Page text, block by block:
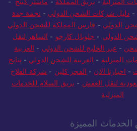
-بريق المملكة-ماستر كينج -
شركات الشحن الدولي-نجمة جدة
-فارس المملكة للشحن الدولي
-جلوبال كارجو-الساهر لنقل
عبر الخليج للشحن الدولي-العربية
-العربية للشحن الدولي-نتايج
الان-الفجر كلين-شركة الفلاح
لنقل العفش-بريق السلام للخدمات
المنزلية
المميزة